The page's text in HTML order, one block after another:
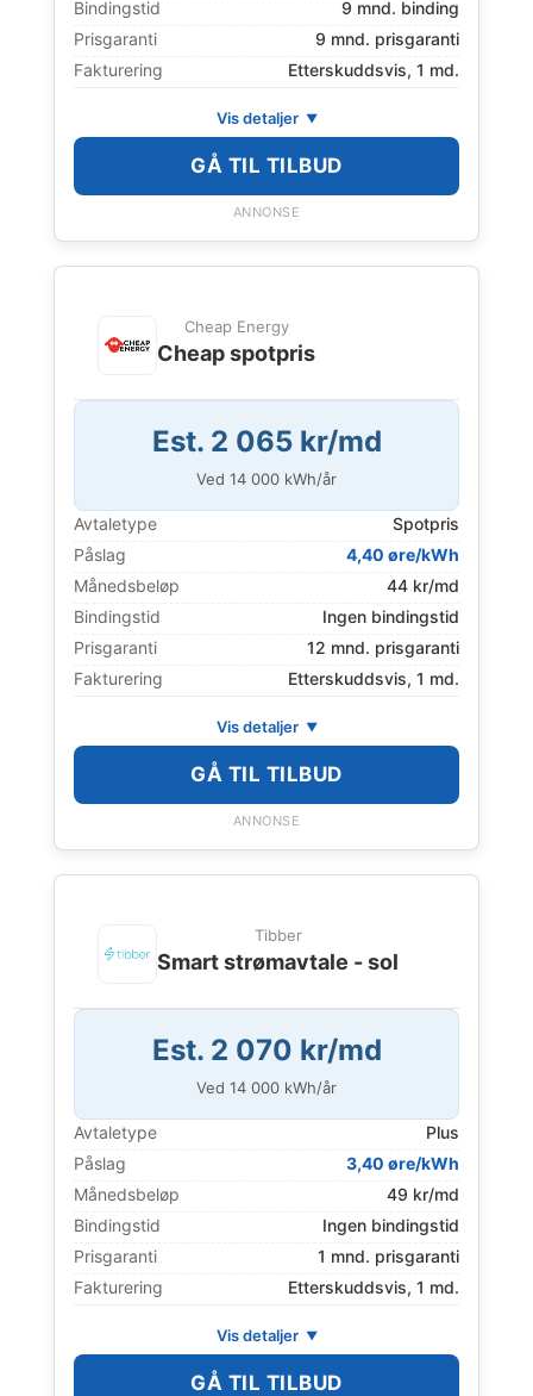
Bindingstid
9 mnd. binding
Prisgaranti
9 mnd. prisgaranti
Fakturering
Etterskuddsvis, 1 md.
Vis detaljer
GÅ TIL TILBUD
ANNONSE
Cheap Energy
Cheap spotpris
Est. 2 065 kr/md
Ved 14 000 kWh/år
Avtaletype
Spotpris
Påslag
4,40 øre/kWh
Månedsbeløp
44 kr/md
Bindingstid
Ingen bindingstid
Prisgaranti
12 mnd. prisgaranti
Fakturering
Etterskuddsvis, 1 md.
Vis detaljer
GÅ TIL TILBUD
ANNONSE
Tibber
Smart strømavtale - sol
Est. 2 070 kr/md
Ved 14 000 kWh/år
Avtaletype
Plus
Påslag
3,40 øre/kWh
Månedsbeløp
49 kr/md
Bindingstid
Ingen bindingstid
Prisgaranti
1 mnd. prisgaranti
Fakturering
Etterskuddsvis, 1 md.
Vis detaljer
GÅ TIL TILBUD